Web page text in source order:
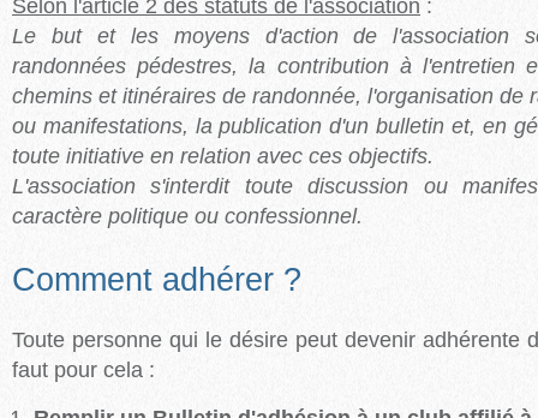
Selon l'article 2 des statuts de l'association :
Le but et les moyens d'action de l'association
randonnées pédestres, la contribution à l'entretien
chemins et itinéraires de randonnée, l'organisation de
ou manifestations, la publication d'un bulletin et, en
toute initiative en relation avec ces objectifs.
L'association s'interdit toute discussion ou
caractère politique ou confessionnel.
Comment adhérer ?
Toute personne qui le désire peut devenir adhérente
faut pour cela :